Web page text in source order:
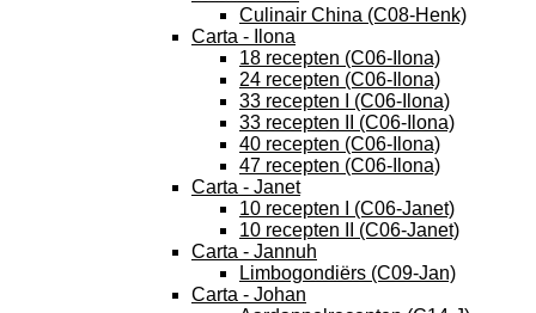
Culinair China (C08-Henk)
Carta - Ilona
18 recepten (C06-Ilona)
24 recepten (C06-Ilona)
33 recepten I (C06-Ilona)
33 recepten II (C06-Ilona)
40 recepten (C06-Ilona)
47 recepten (C06-Ilona)
Carta - Janet
10 recepten I (C06-Janet)
10 recepten II (C06-Janet)
Carta - Jannuh
Limbogondiërs (C09-Jan)
Carta - Johan